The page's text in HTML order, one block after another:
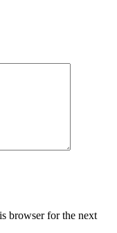
browser for the next